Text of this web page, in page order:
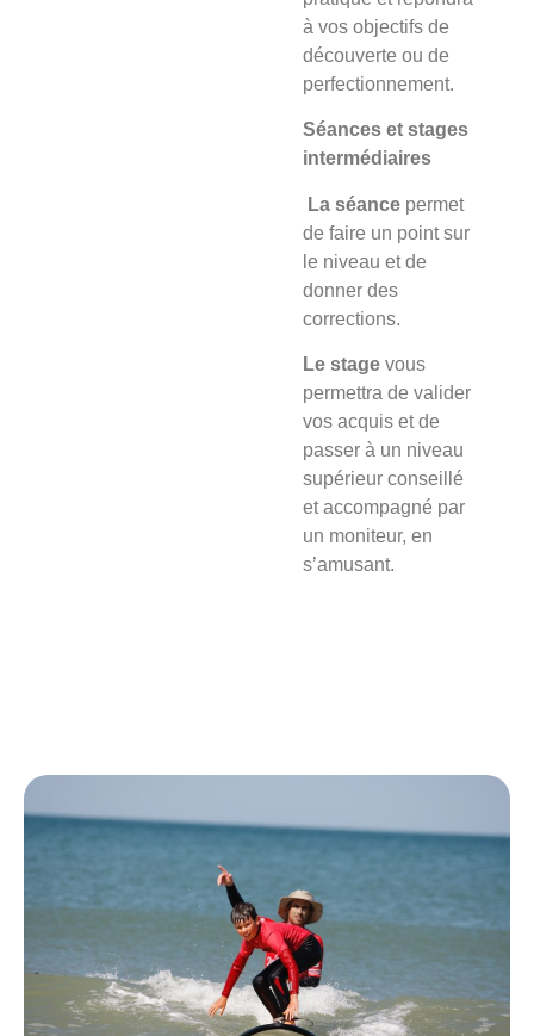
à vos objectifs de
découverte ou de
perfectionnement.
Séances et stages
intermédiaires
La séance permet
de faire un point sur
le niveau et de
donner des
corrections.
Le stage vous
permettra de valider
vos acquis et de
passer à un niveau
supérieur conseillé
et accompagné par
un moniteur, en
s’amusant.